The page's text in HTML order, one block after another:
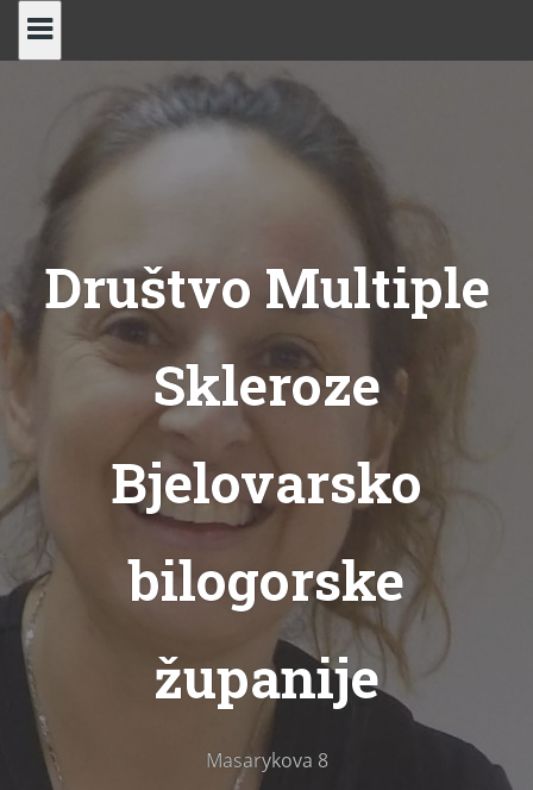
Skip
Društvo Multiple
Skleroze
Bjelovarsko
bilogorske
županije
Masarykova 8